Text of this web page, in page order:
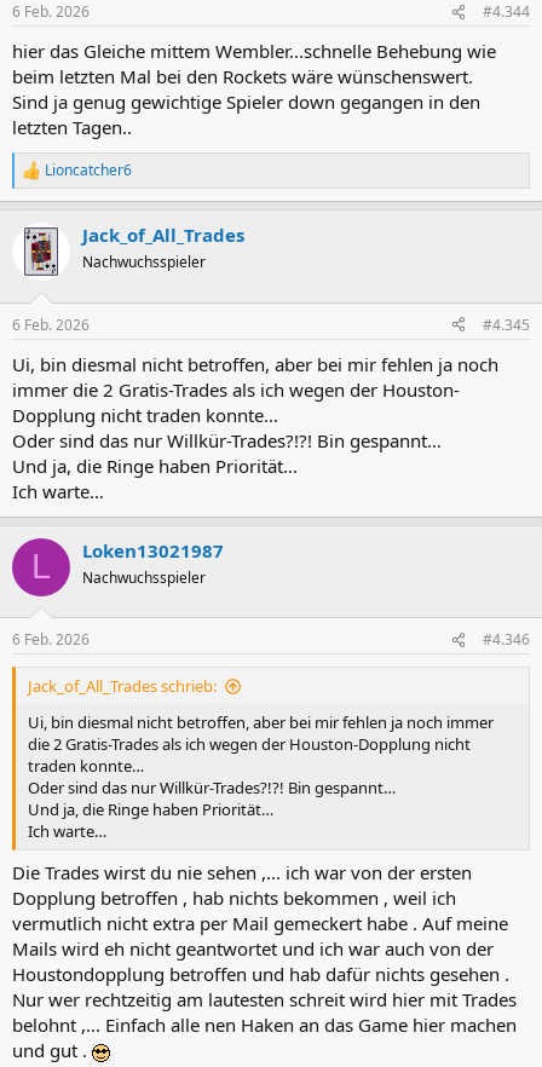
e
:
6 Feb. 2026 #4.344
hier das Gleiche mittem Wembler...schnelle Behebung wie
beim letzten Mal bei den Rockets wäre wünschenswert.
Sind ja genug gewichtige Spieler down gegangen in den
letzten Tagen..
R
e
k
e
:
Lioncatcher6
Jack_of_All_Trades
Nachwuchsspieler
6 Feb. 2026 #4.345
Ui, bin diesmal nicht betroffen, aber bei mir fehlen ja noch
immer die 2 Gratis-Trades als ich wegen der Houston-
Dopplung nicht traden konnte…
Oder sind das nur Willkür-Trades?!?! Bin gespannt…
Und ja, die Ringe haben Priorität…
Ich warte…
L Loken13021987
Nachwuchsspieler
6 Feb. 2026 #4.346
Jack_of_All_Trades schrieb:
Ui, bin diesmal nicht betroffen, aber bei mir fehlen ja noch immer
die 2 Gratis-Trades als ich wegen der Houston-Dopplung nicht
traden konnte…
Oder sind das nur Willkür-Trades?!?! Bin gespannt…
Und ja, die Ringe haben Priorität…
Ich warte…
Die Trades wirst du nie sehen ,... ich war von der ersten
Dopplung betroffen , hab nichts bekommen , weil ich
vermutlich nicht extra per Mail gemeckert habe . Auf meine
Mails wird eh nicht geantwortet und ich war auch von der
Houstondopplung betroffen und hab dafür nichts gesehen .
Nur wer rechtzeitig am lautesten schreit wird hier mit Trades
belohnt ,... Einfach alle nen Haken an das Game hier machen
und gut .